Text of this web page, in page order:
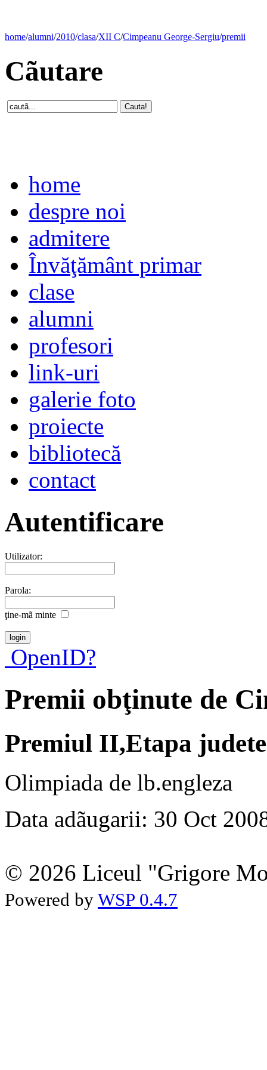
home/alumni/2010/clasa/XII C/Cimpeanu George-Sergiu/premii
Cãutare
home
despre noi
admitere
Învăţământ primar
clase
alumni
profesori
link-uri
galerie foto
proiecte
bibliotecă
contact
Autentificare
Utilizator:
Parola:
ţine-mã minte
OpenID?
Premii obţinute de
Premiul II,Etapa
Olimpiada de lb.engleza
Data adãugarii: 30 Oct
© 2026 Liceul "Grigore
Powered by WSP 0.4.7